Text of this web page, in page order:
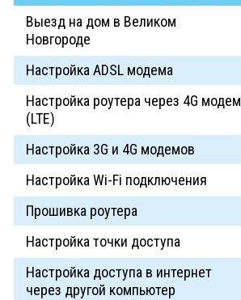
Выезд на дом в Великом
Новгороде
Настройка ADSL модема
Настройка роутера через 4G модем
(LTE)
Настройка 3G и 4G модемов
Настройка Wi-Fi подключения
Прошивка роутера
Настройка точки доступа
Настройка доступа в интернет
через другой компьютер